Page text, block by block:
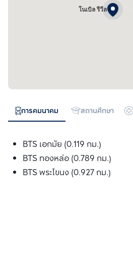
โนเบิล รีวีล
การคมนาคม สถานศึกษา
BTS เอกมัย (0.119 กม.)
BTS ทองหล่อ (0.789 กม.)
BTS พระโขนง (0.927 กม.)